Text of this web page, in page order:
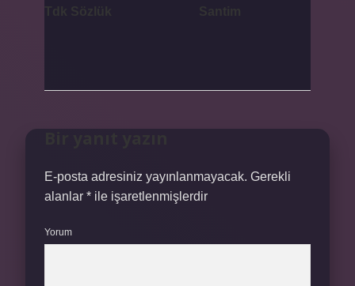
E-posta adresiniz yayınlanmayacak. Gerekli
alanlar * ile işaretlenmişlerdir
Yorum